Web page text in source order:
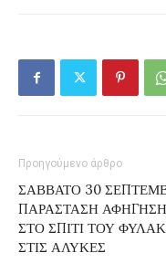
Προηγούμενο άρθρο
ΣΑΒΒΑΤΟ 30
ΠΑΡΑΣΤΑΣΗ
ΣΤΟ ΣΠΙΤΙ ΤΟΥ
ΣΤΙΣ ΑΛΥΚΕΣ